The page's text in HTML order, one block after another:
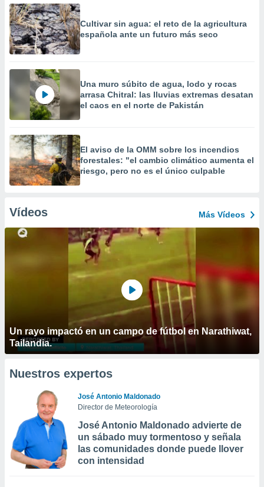
Cultivar sin agua: el reto de la agricultura
española ante un futuro más seco
Una muro súbito de agua, lodo y rocas
arrasa Chitral: las lluvias extremas desatan
el caos en el norte de Pakistán
El aviso de la OMM sobre los incendios
forestales: "el cambio climático aumenta el
riesgo, pero no es el único culpable
Vídeos Más Vídeos
Un rayo impactó en un campo de fútbol en Narathiwat,
Tailandia.
Nuestros expertos
José Antonio Maldonado
Director de Meteorología
José Antonio Maldonado advierte de
un sábado muy tormentoso y señala
las comunidades donde puede llover
con intensidad